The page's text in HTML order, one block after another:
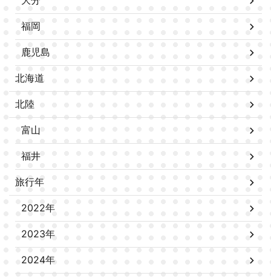
福岡
鹿児島
北海道
北陸
富山
福井
旅行年
2022年
2023年
2024年